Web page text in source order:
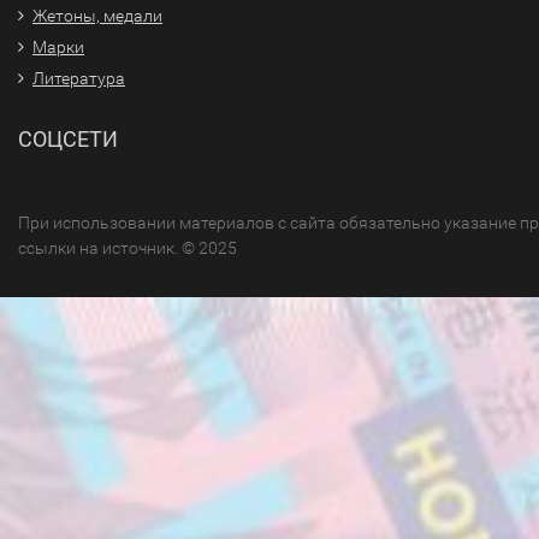
Жетоны, медали
Марки
Литература
СОЦСЕТИ
При использовании материалов с сайта обязательно указание
ссылки на источник. © 2025